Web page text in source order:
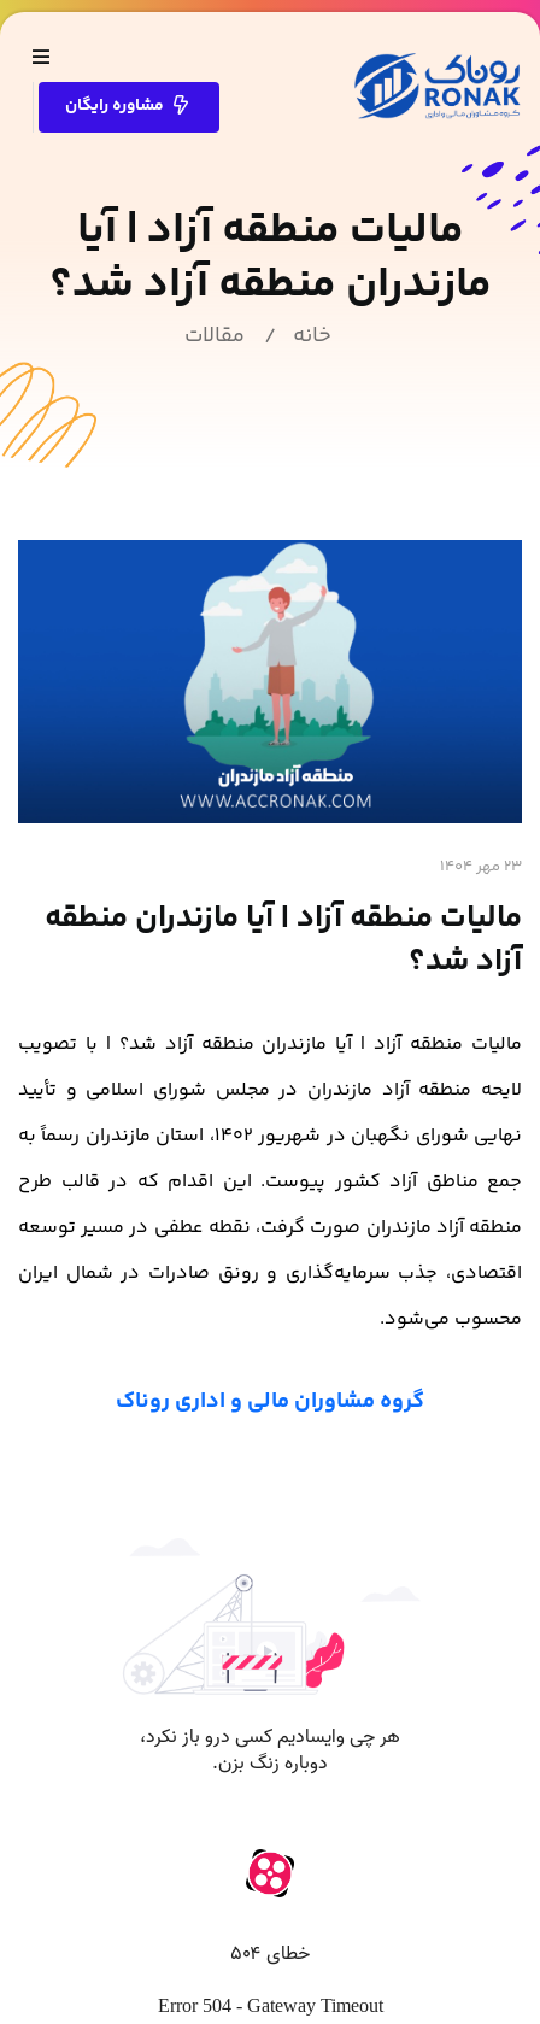
مشاوره رایگان
مالیات منطقه آزاد | آیا
مازندران منطقه آزاد شد؟
خانه مقالات
23 مهر 1404
مالیات منطقه آزاد | آیا مازندران منطقه
آزاد شد؟
مالیات منطقه آزاد | آیا مازندران منطقه آزاد شد؟ | با تصویب
لایحه منطقه آزاد مازندران در مجلس شورای اسلامی و تأیید
نهایی شورای نگهبان در شهریور 1402، استان مازندران رسماً به
جمع مناطق آزاد کشور پیوست. این اقدام که در قالب طرح
منطقه آزاد مازندران صورت گرفت، نقطه عطفی در مسیر توسعه
اقتصادی، جذب سرمایه‌گذاری و رونق صادرات در شمال ایران
محسوب می‌شود.
گروه مشاوران مالی و اداری روناک